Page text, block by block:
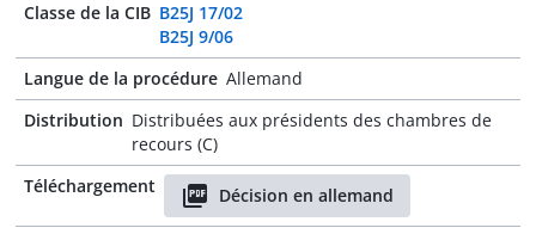
Classe de la CIB B25J 17/02
B25J 9/06
Langue de la procédure Allemand
Distribution Distribuées aux présidents des chambres de
recours (C)
Téléchargement
Décision en allemand